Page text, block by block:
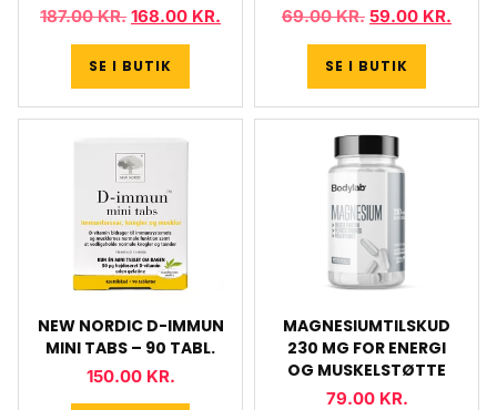
187.00KR. 168.00 KR.
SE I BUTIK
69.00KR. 59.00 KR.
SE I BUTIK
NEW NORDIC D-IMMUN
MINI TABS – 90 TABL.
150.00 KR.
MAGNESIUMTILSKUD
230 MG FOR ENERGI
OG MUSKELSTØTTE
79.00 KR.